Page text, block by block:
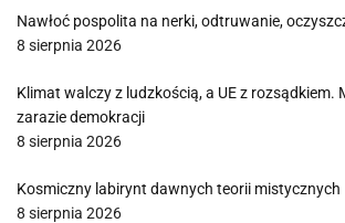
Nawłoć pospolita na nerki, odtruwanie,
8 sierpnia 2026
Klimat walczy z ludzkością, a UE z rozsądkiem.
zarazie demokracji
8 sierpnia 2026
Kosmiczny labirynt dawnych teorii mistycznych
8 sierpnia 2026